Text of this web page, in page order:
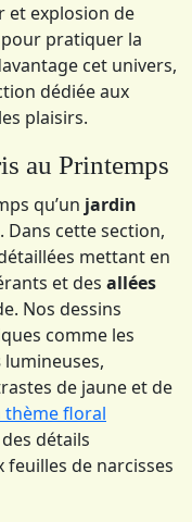
et explosion de
pratiquer la
cet univers,
dédiée aux
plaisirs.
au Printemps
qu’un jardin
cette section,
mettant en
et des allées
Nos dessins
comme les
lumineuses,
de jaune et de
thème floral
détails
feuilles de narcisses